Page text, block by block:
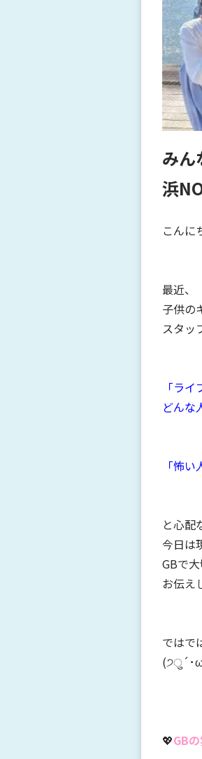
みん
浜
こん
最近、
子供の
スタ
「ラ
どんな
「怖
と心配
今日は
GBで
お伝え
ではで
(੭ु´･
💖GB